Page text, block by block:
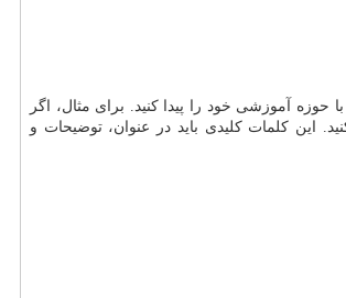
حوزه آموزشی خود را پیدا کنید. برای مثال، اگر
این کلمات کلیدی باید در عنوان، توضیحات و